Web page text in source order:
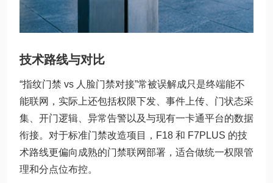
技术路线与对比
“指纹门禁 vs 人脸门禁对接”常被误解成只是终端能不
能联网，实际上还包括权限下发、事件上传、门状态采
集、开门逻辑、异常告警以及与现有一卡通平台的数据
衔接。对于标准门禁改造项目，F18 和 F7PLUS 的技
术路线更偏向成熟的门禁联网部署，适合做统一权限管
理和分点位布控。